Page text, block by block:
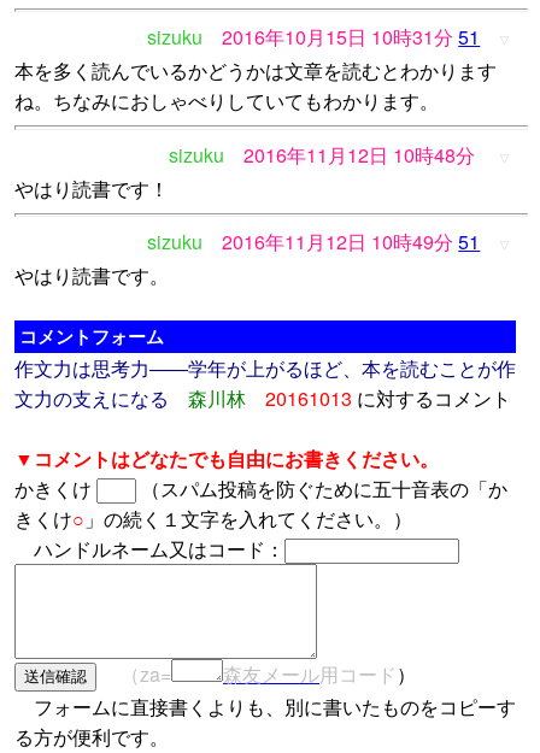
sizuku
2016年10月15日 10時31分 51 ▽
本を多く読んでいるかどうかは文章を読むとわかります
ね。ちなみにおしゃべりしていてもわかります。
sizuku
2016年11月12日 10時48分 ▽
やはり読書です！
sizuku
2016年11月12日 10時49分 51 ▽
やはり読書です。
コメントフォーム
作文力は思考力――学年が上がるほど、本を読むことが作
文力の支えになる
森川林 20161013 に対するコメント
▼コメントはどなたでも自由にお書きください。
かきくけ
（スパム投稿を防ぐために五十音表の「か
きくけ○ 」の続く１文字を入れてください。）
ハンドルネーム又はコード：
（za= 森友メール用コード）
フォームに直接書くよりも、別に書いたものをコピーす
る方が便利です。